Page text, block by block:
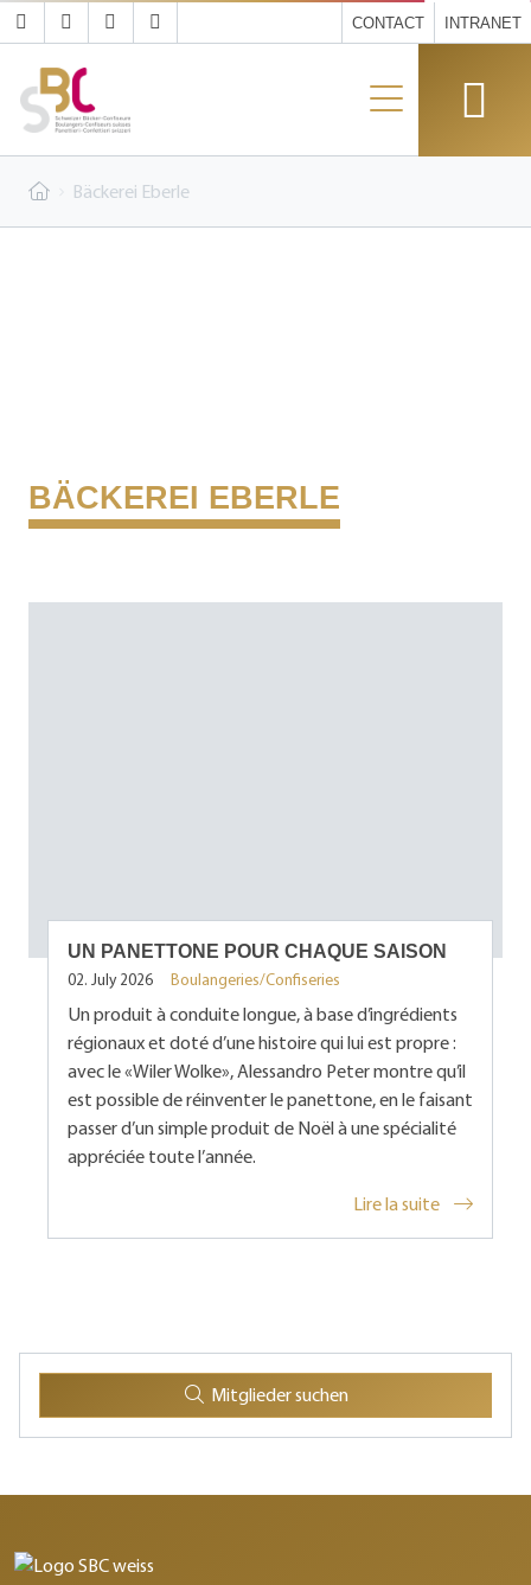
CONTACT INTRANET
Bäckerei Eberle
BÄCKEREI EBERLE
UN PANETTONE POUR CHAQUE SAISON
02. July 2026 Boulangeries/Confiseries
Un produit à conduite longue, à base d’ingrédients
régionaux et doté d’une histoire qui lui est propre :
avec le «Wiler Wolke», Alessandro Peter montre qu’il
est possible de réinventer le panettone, en le faisant
passer d’un simple produit de Noël à une spécialité
appréciée toute l’année.
Lire la suite
Mitglieder suchen